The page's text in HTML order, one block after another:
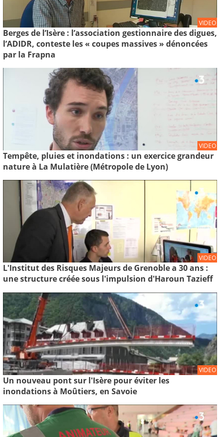
VIDEO
Berges de l’Isère : l’association gestionnaire des digues,
l’ADIDR, conteste les « coupes massives » dénoncées
par la Frapna
VIDEO
Tempête, pluies et inondations : un exercice grandeur
nature à La Mulatière (Métropole de Lyon)
VIDEO
L'Institut des Risques Majeurs de Grenoble a 30 ans :
une structure créée sous l'impulsion d'Haroun Tazieff
VIDEO
Un nouveau pont sur l'Isère pour éviter les
inondations à Moûtiers, en Savoie